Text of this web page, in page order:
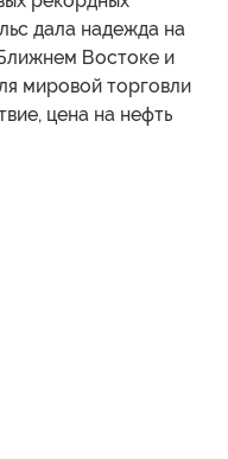
дала надежда на
Востоке и
мировой торговли
цена на нефть